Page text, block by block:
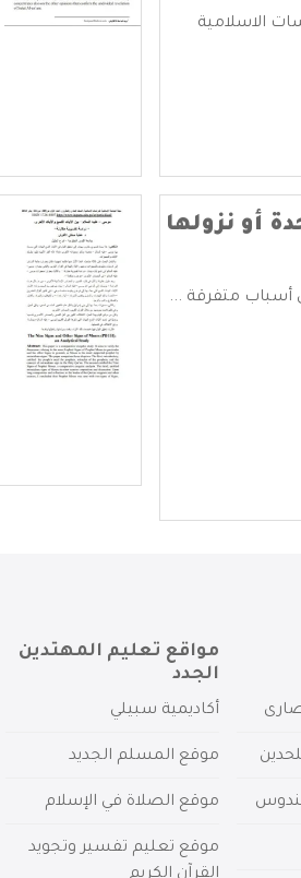
الاسلامية
أو نزولها
أسباب متفرقة ...
مواقع تعليم المهتدين
الجدد
أكاديمية سبيلي
موقع المسلم الجديد
موقع الصلاة في الإسلام
موقع تعليم تفسير وتجويد